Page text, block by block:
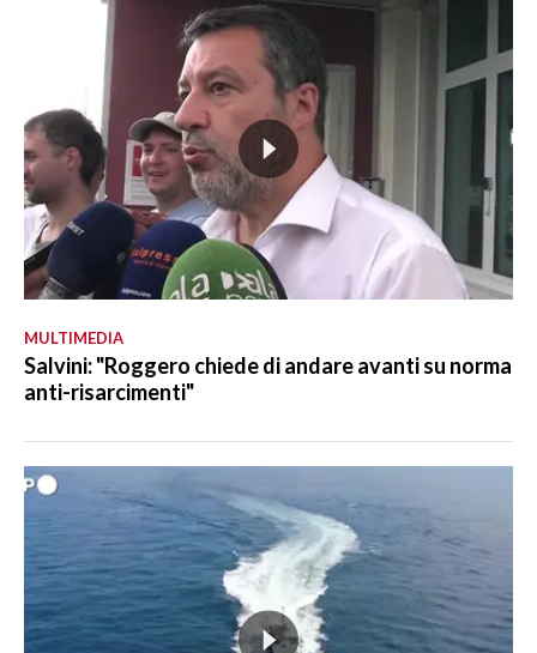
MULTIMEDIA
Salvini: "Roggero chiede di andare avanti su norma
anti-risarcimenti"